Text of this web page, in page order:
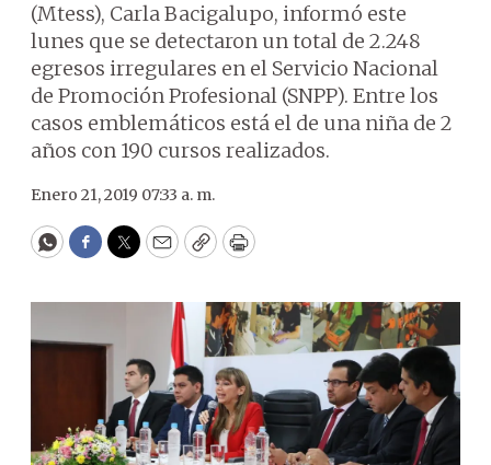
(Mtess), Carla Bacigalupo, informó este
lunes que se detectaron un total de 2.248
egresos irregulares en el Servicio Nacional
de Promoción Profesional (SNPP). Entre los
casos emblemáticos está el de una niña de 2
años con 190 cursos realizados.
Enero 21, 2019 07:33 a. m.
WhatsApp
Facebook
Twitter
EmailCopyPrint